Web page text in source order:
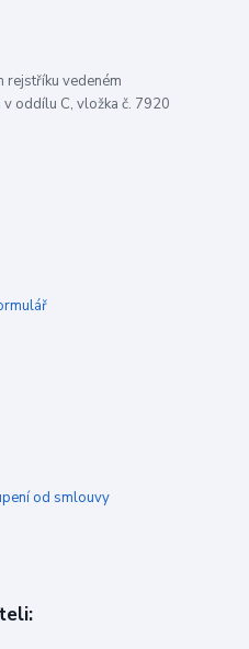
rejstříku vedeném
oddílu C, vložka č. 7920
od smlouvy